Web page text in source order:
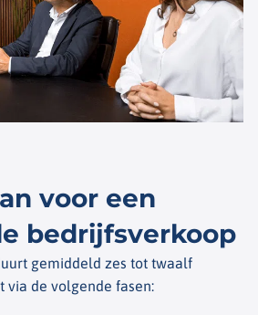
voor een
bedrijfsverkoop
gemiddeld zes tot twaalf
via de volgende fasen: